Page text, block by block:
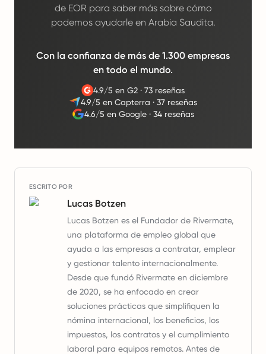
de EOR para saber más sobre cómo
podemos ayudarle en Arabia Saudita.
Con la confianza de más de 1.300 empresas
en todo el mundo.
4.9/5 en G2 ·73 reseñas
4.9/5 en Capterra ·37 reseñas
4.6/5 en Google· 34 reseñas
ESCRITO POR
Lucas Botzen
Lucas Botzen es el Fundador de Rivermate,
una plataforma de empleo global que
ayuda a las empresas a contratar, emplear
y gestionar talento internacionalmente.
Desde que fundó Rivermate en diciembre
de 2020, se ha enfocado en crear
soluciones prácticas que simplifiquen la
nómina internacional, los beneficios, los
impuestos, los contratos y el cumplimiento
laboral para equipos remotos. Antes de